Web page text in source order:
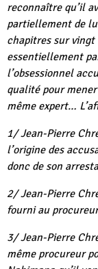
reconnaître qu’il
partiellement de
chapitres sur vingt
essentiellement
l’obsessionnel
qualité pour
même expert…
1/ Jean-Pierre
l’origine des
donc de son
2/ Jean-Pierre
fourni au
3/ Jean-Pierre
même procureur